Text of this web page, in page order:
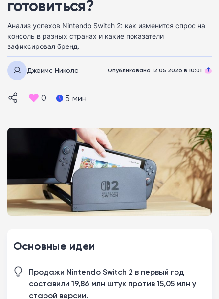
готовиться?
Анализ успехов Nintendo Switch 2: как изменится спрос на
консоль в разных странах и какие показатели
зафиксировал бренд.
Джеймс Николс Опубликовано 12.05.2026 в 10:01
0 5 мин
Основные идеи
Продажи Nintendo Switch 2 в первый год
составили 19,86 млн штук против 15,05 млн у
старой версии.